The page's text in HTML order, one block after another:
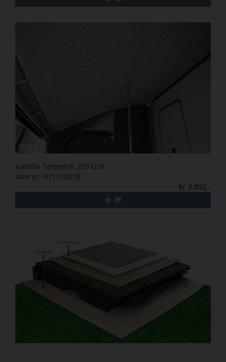
Isabella Termoloft 250 G18
Vare nr. I471100018
kr 3.652,-